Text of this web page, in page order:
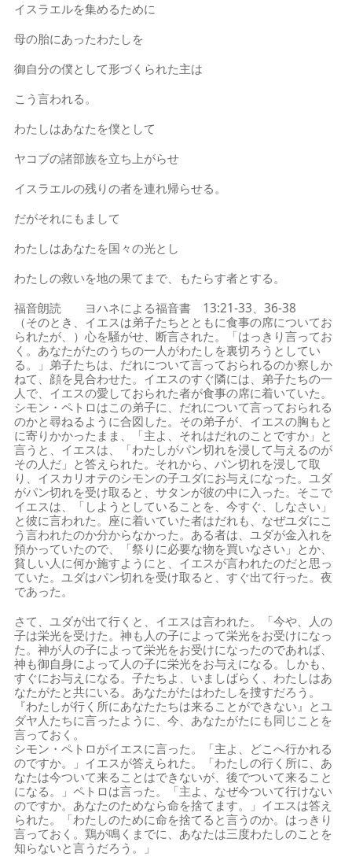
イスラエルを集めるために
母の胎にあったわたしを
御自分の僕として形づくられた主は
こう言われる。
わたしはあなたを僕として
ヤコブの諸部族を立ち上がらせ
イスラエルの残りの者を連れ帰らせる。
だがそれにもまして
わたしはあなたを国々の光とし
わたしの救いを地の果てまで、もたらす者とする。
福音朗読 ヨハネによる福音書 13:21-33、36-38
（そのとき、イエスは弟子たちとともに食事の席についてお
られたが、）心を騒がせ、断言された。「はっきり言ってお
く。あなたがたのうちの一人がわたしを裏切ろうとしてい
る。」弟子たちは、だれについて言っておられるのか察しか
ねて、顔を見合わせた。イエスのすぐ隣には、弟子たちの一
人で、イエスの愛しておられた者が食事の席に着いていた。
シモン・ペトロはこの弟子に、だれについて言っておられる
のかと尋ねるように合図した。その弟子が、イエスの胸もと
に寄りかかったまま、「主よ、それはだれのことですか」と
言うと、イエスは、「わたしがパン切れを浸して与えるのが
その人だ」と答えられた。それから、パン切れを浸して取
り、イスカリオテのシモンの子ユダにお与えになった。ユダ
がパン切れを受け取ると、サタンが彼の中に入った。そこで
イエスは、「しようとしていることを、今すぐ、しなさい」
と彼に言われた。座に着いていた者はだれも、なぜユダにこ
う言われたのか分からなかった。ある者は、ユダが金入れを
預かっていたので、「祭りに必要な物を買いなさい」とか、
貧しい人に何か施すようにと、イエスが言われたのだと思っ
ていた。ユダはパン切れを受け取ると、すぐ出て行った。夜
であった。
さて、ユダが出て行くと、イエスは言われた。「今や、人の
子は栄光を受けた。神も人の子によって栄光をお受けになっ
た。神が人の子によって栄光をお受けになったのであれば、
神も御自身によって人の子に栄光をお与えになる。しかも、
すぐにお与えになる。子たちよ、いましばらく、わたしはあ
なたがたと共にいる。あなたがたはわたしを捜すだろう。
『わたしが行く所にあなたたちは来ることができない』とユ
ダヤ人たちに言ったように、今、あなたがたにも同じことを
言っておく。
シモン・ペトロがイエスに言った。「主よ、どこへ行かれる
のですか。」イエスが答えられた。「わたしの行く所に、あ
なたは今ついて来ることはできないが、後でついて来ること
になる。」ペトロは言った。「主よ、なぜ今ついて行けない
のですか。あなたのためなら命を捨てます。」イエスは答え
られた。「わたしのために命を捨てると言うのか。はっきり
言っておく。鶏が鳴くまでに、あなたは三度わたしのことを
知らないと言うだろう。」